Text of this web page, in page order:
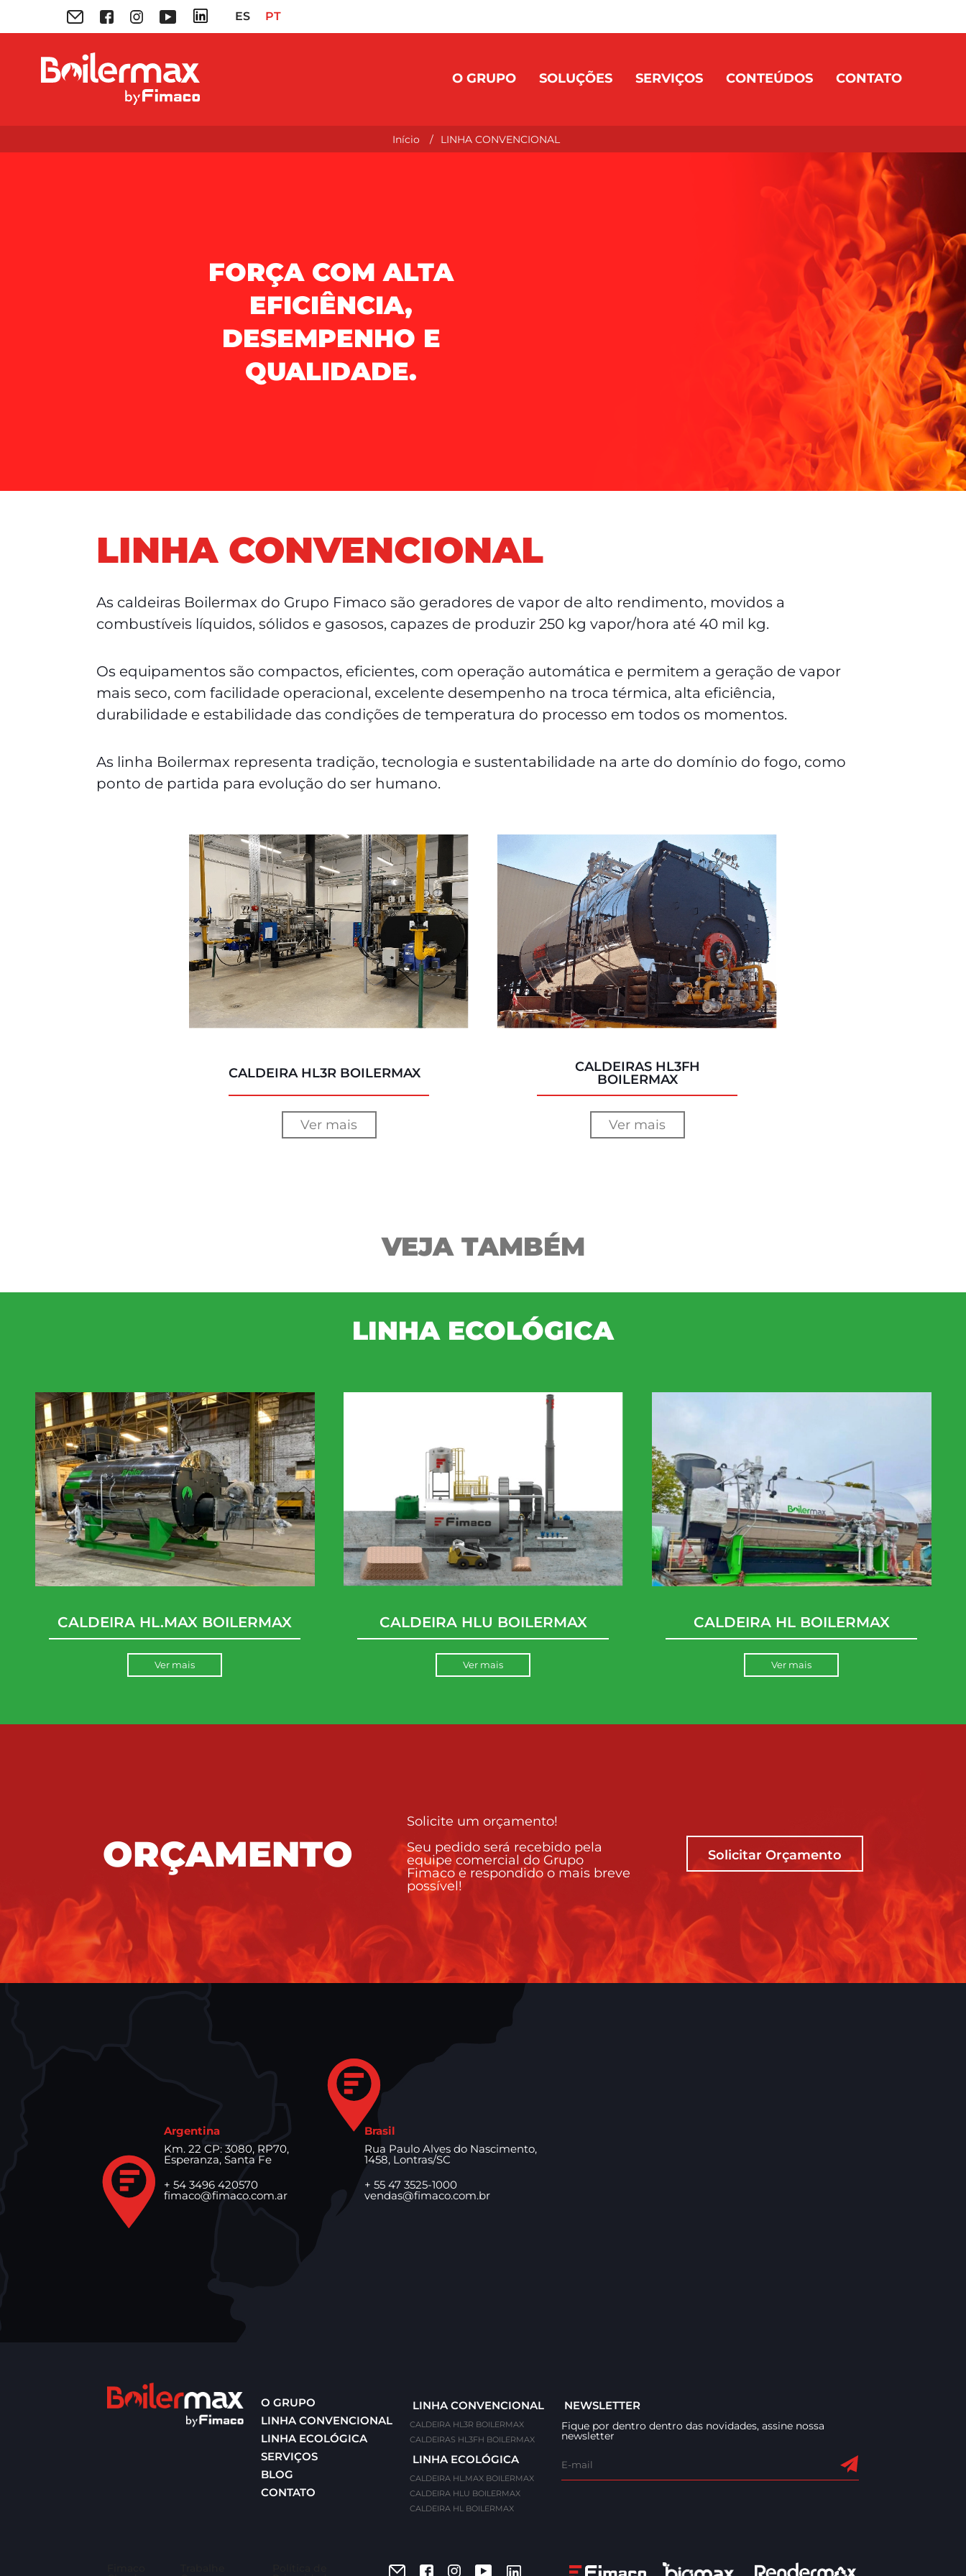
ES PT
O GRUPO SOLUÇÕES SERVIÇOS CONTEÚDOS CONTATO
Início LINHA CONVENCIONAL
FORÇA COM ALTA
EFICIÊNCIA,
DESEMPENHO E
QUALIDADE.
LINHA CONVENCIONAL
As caldeiras Boilermax do Grupo Fimaco são geradores de vapor de alto rendimento, movidos a
combustíveis líquidos, sólidos e gasosos, capazes de produzir 250 kg vapor/hora até 40 mil kg.
Os equipamentos são compactos, eficientes, com operação automática e permitem a geração de vapor
mais seco, com facilidade operacional, excelente desempenho na troca térmica, alta eficiência,
durabilidade e estabilidade das condições de temperatura do processo em todos os momentos.
As linha Boilermax representa tradição, tecnologia e sustentabilidade na arte do domínio do fogo, como
ponto de partida para evolução do ser humano.
CALDEIRA HL3R BOILERMAX
Ver mais
CALDEIRAS HL3FH
BOILERMAX
Ver mais
VEJA TAMBÉM
LINHA ECOLÓGICA
CALDEIRA HL.MAX BOILERMAX
Ver mais
CALDEIRA HLU BOILERMAX
Ver mais
CALDEIRA HL BOILERMAX
Ver mais
ORÇAMENTO
Solicite um orçamento!
Seu pedido será recebido pela
equipe comercial do Grupo
Fimaco e respondido o mais breve
possível!
Solicitar Orçamento
Argentina
Km. 22 CP: 3080, RP70,
Esperanza, Santa Fe
+ 54 3496 420570
fimaco@fimaco.com.ar
Brasil
Rua Paulo Alves do Nascimento,
1458, Lontras/SC
+ 55 47 3525-1000
vendas@fimaco.com.br
O GRUPO
LINHA CONVENCIONAL
LINHA ECOLÓGICA
SERVIÇOS
BLOG
CONTATO
LINHA CONVENCIONAL
CALDEIRA HL3R BOILERMAX
CALDEIRAS HL3FH BOILERMAX
LINHA ECOLÓGICA
CALDEIRA HL.MAX BOILERMAX
CALDEIRA HLU BOILERMAX
CALDEIRA HL BOILERMAX
NEWSLETTER
Fique por dentro dentro das novidades, assine nossa
newsletter